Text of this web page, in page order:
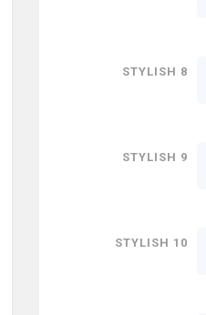
Stylish 8
Stylish 9
Stylish 10